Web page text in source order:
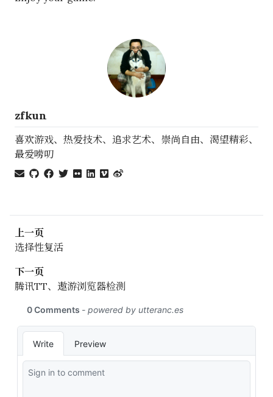
zfkun
喜欢游戏、热爱技术、追求艺术、崇尚自由、渴望精彩、
最爱唠叨
上一页
选择性复活
下一页
腾讯TT、遨游浏览器检测